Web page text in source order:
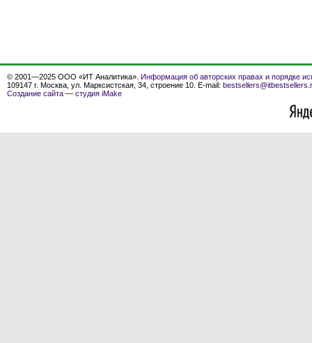
© 2001—2025 ООО «ИТ Аналитика». Информация об авторских правах и порядке
109147 г. Москва, ул. Марксистская, 34, строение 10. E-mail:
Создание сайта — студия iMake